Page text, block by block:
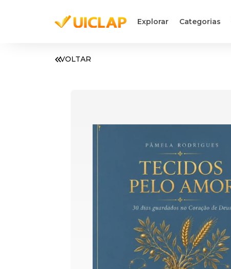
Explorar Categorias
VOLTAR